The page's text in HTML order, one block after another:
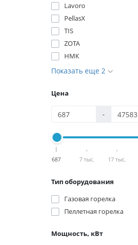
Lavoro
PellasX
TIS
ZOTA
НМК
Показать еще 2
Цена
-
687 7 тыс. 17 тыс.
Тип оборудования
Газовая горелка
Пеллетная горелка
Мощность, кВт